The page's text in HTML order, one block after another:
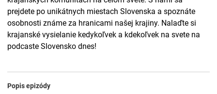
prejdete po unikátnych miestach Slovenska a spoznáte
osobnosti známe za hranicami našej krajiny. Nalaďte si
krajanské vysielanie kedykoľvek a kdekoľvek na svete na
podcaste Slovensko dnes!
Popis epizódy